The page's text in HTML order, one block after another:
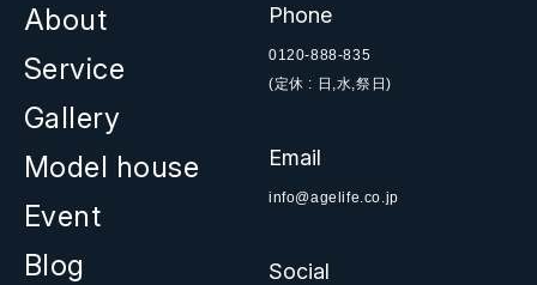
About
Service
Gallery
Model house
Event
Blog
Phone
0120-888-835
(定休 : 日,水,祭日)
Email
info@agelife.co.jp
Social